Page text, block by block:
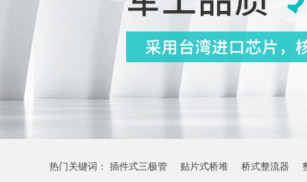
热门关键词： 插件式三极管 贴片式桥堆 桥式整流器